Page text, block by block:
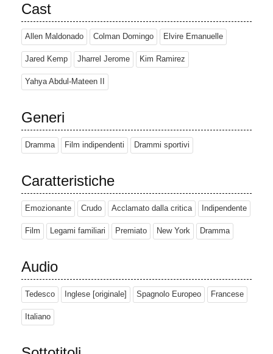
Cast
Allen Maldonado Colman Domingo Elvire Emanuelle
Jared Kemp Jharrel Jerome Kim Ramirez
Yahya Abdul-Mateen II
Generi
Dramma Film indipendenti Drammi sportivi
Caratteristiche
Emozionante Crudo Acclamato dalla critica Indipendente
Film Legami familiari Premiato New York Dramma
Audio
Tedesco Inglese [originale] Spagnolo Europeo Francese
Italiano